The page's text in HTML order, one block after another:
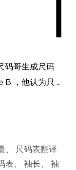
码哥生成尺码
B ，他认为只 …
、 尺码表翻译
表、袖长、袖